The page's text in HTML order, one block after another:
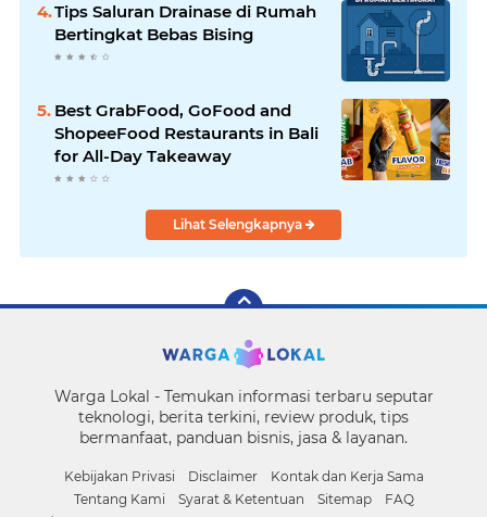
Tips Saluran Drainase di Rumah
Bertingkat Bebas Bising
Best GrabFood, GoFood and
ShopeeFood Restaurants in Bali
for All-Day Takeaway
Lihat Selengkapnya
Warga Lokal - Temukan informasi terbaru seputar
teknologi, berita terkini, review produk, tips
bermanfaat, panduan bisnis, jasa & layanan.
Kebijakan Privasi Disclaimer
Kontak dan Kerja Sama
Tentang Kami
Syarat & Ketentuan Sitemap FAQ